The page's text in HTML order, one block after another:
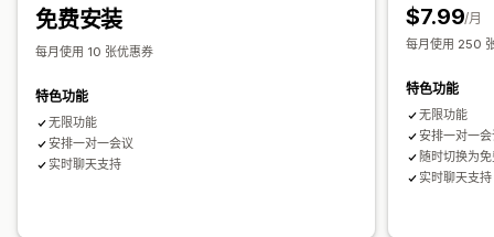
免费安装
每月使用 10 张优惠券
特色功能
无限功能
安排一对一会议
实时聊天支持
$7.99/月
每月使用 250
特色功能
无限功能
安排一对一
随时切换为
实时聊天支